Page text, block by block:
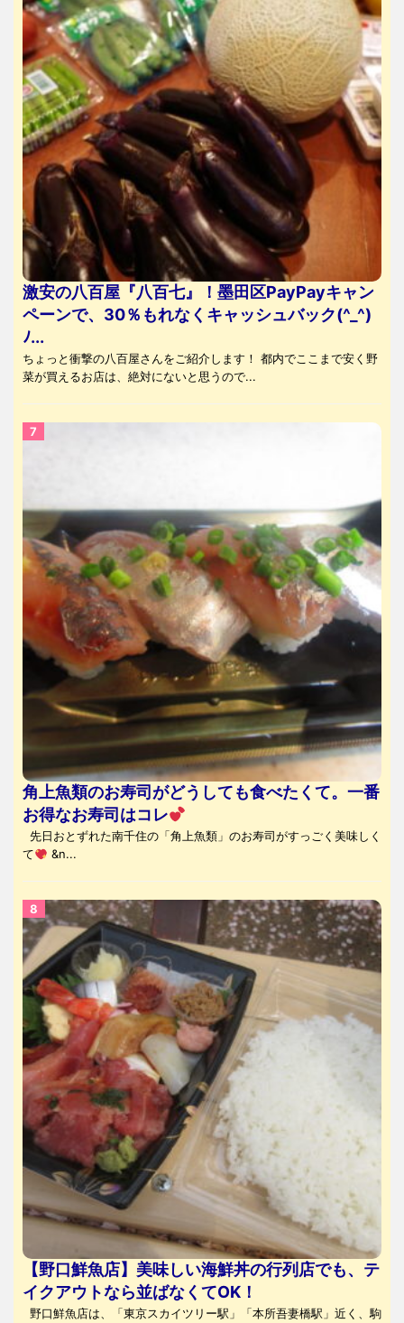
激安の八百屋『八百七』！墨田区PayPayキャン
ペーンで、30％もれなくキャッシュバック(^_^)
ﾉ...
ちょっと衝撃の八百屋さんをご紹介します！ 都内でここまで安く野
菜が買えるお店は、絶対にないと思うので...
角上魚類のお寿司がどうしても食べたくて。一番
お得なお寿司はコレ
先日おとずれた南千住の「角上魚類」のお寿司がすっごく美味しく
て
&n...
【野口鮮魚店】美味しい海鮮丼の行列店でも、テ
イクアウトなら並ばなくてOK！
野口鮮魚店は、「東京スカイツリー駅」「本所吾妻橋駅」近く、駒